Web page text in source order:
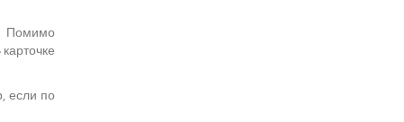
Помимо
если по